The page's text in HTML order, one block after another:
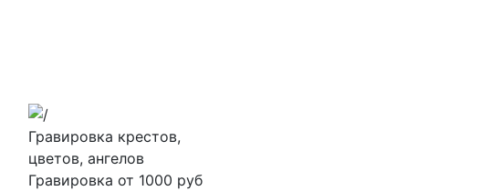
Гравировка крестов,
цветов, ангелов
Гравировка от 1000 руб